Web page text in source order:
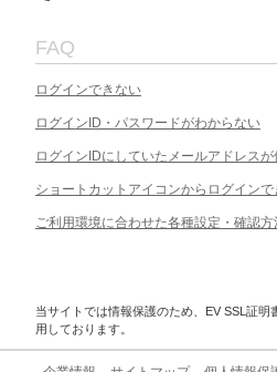
FAQ
ログインできない
ログインID・パスワードがわからない
ログインIDにしていたメールアドレス
ショートカットアイコンからログインで
ご利用環境に合わせた各種設定・確認方
当サイトでは情報保護のため、EV SSL証
用しております。